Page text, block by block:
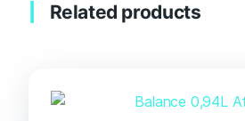
Related products